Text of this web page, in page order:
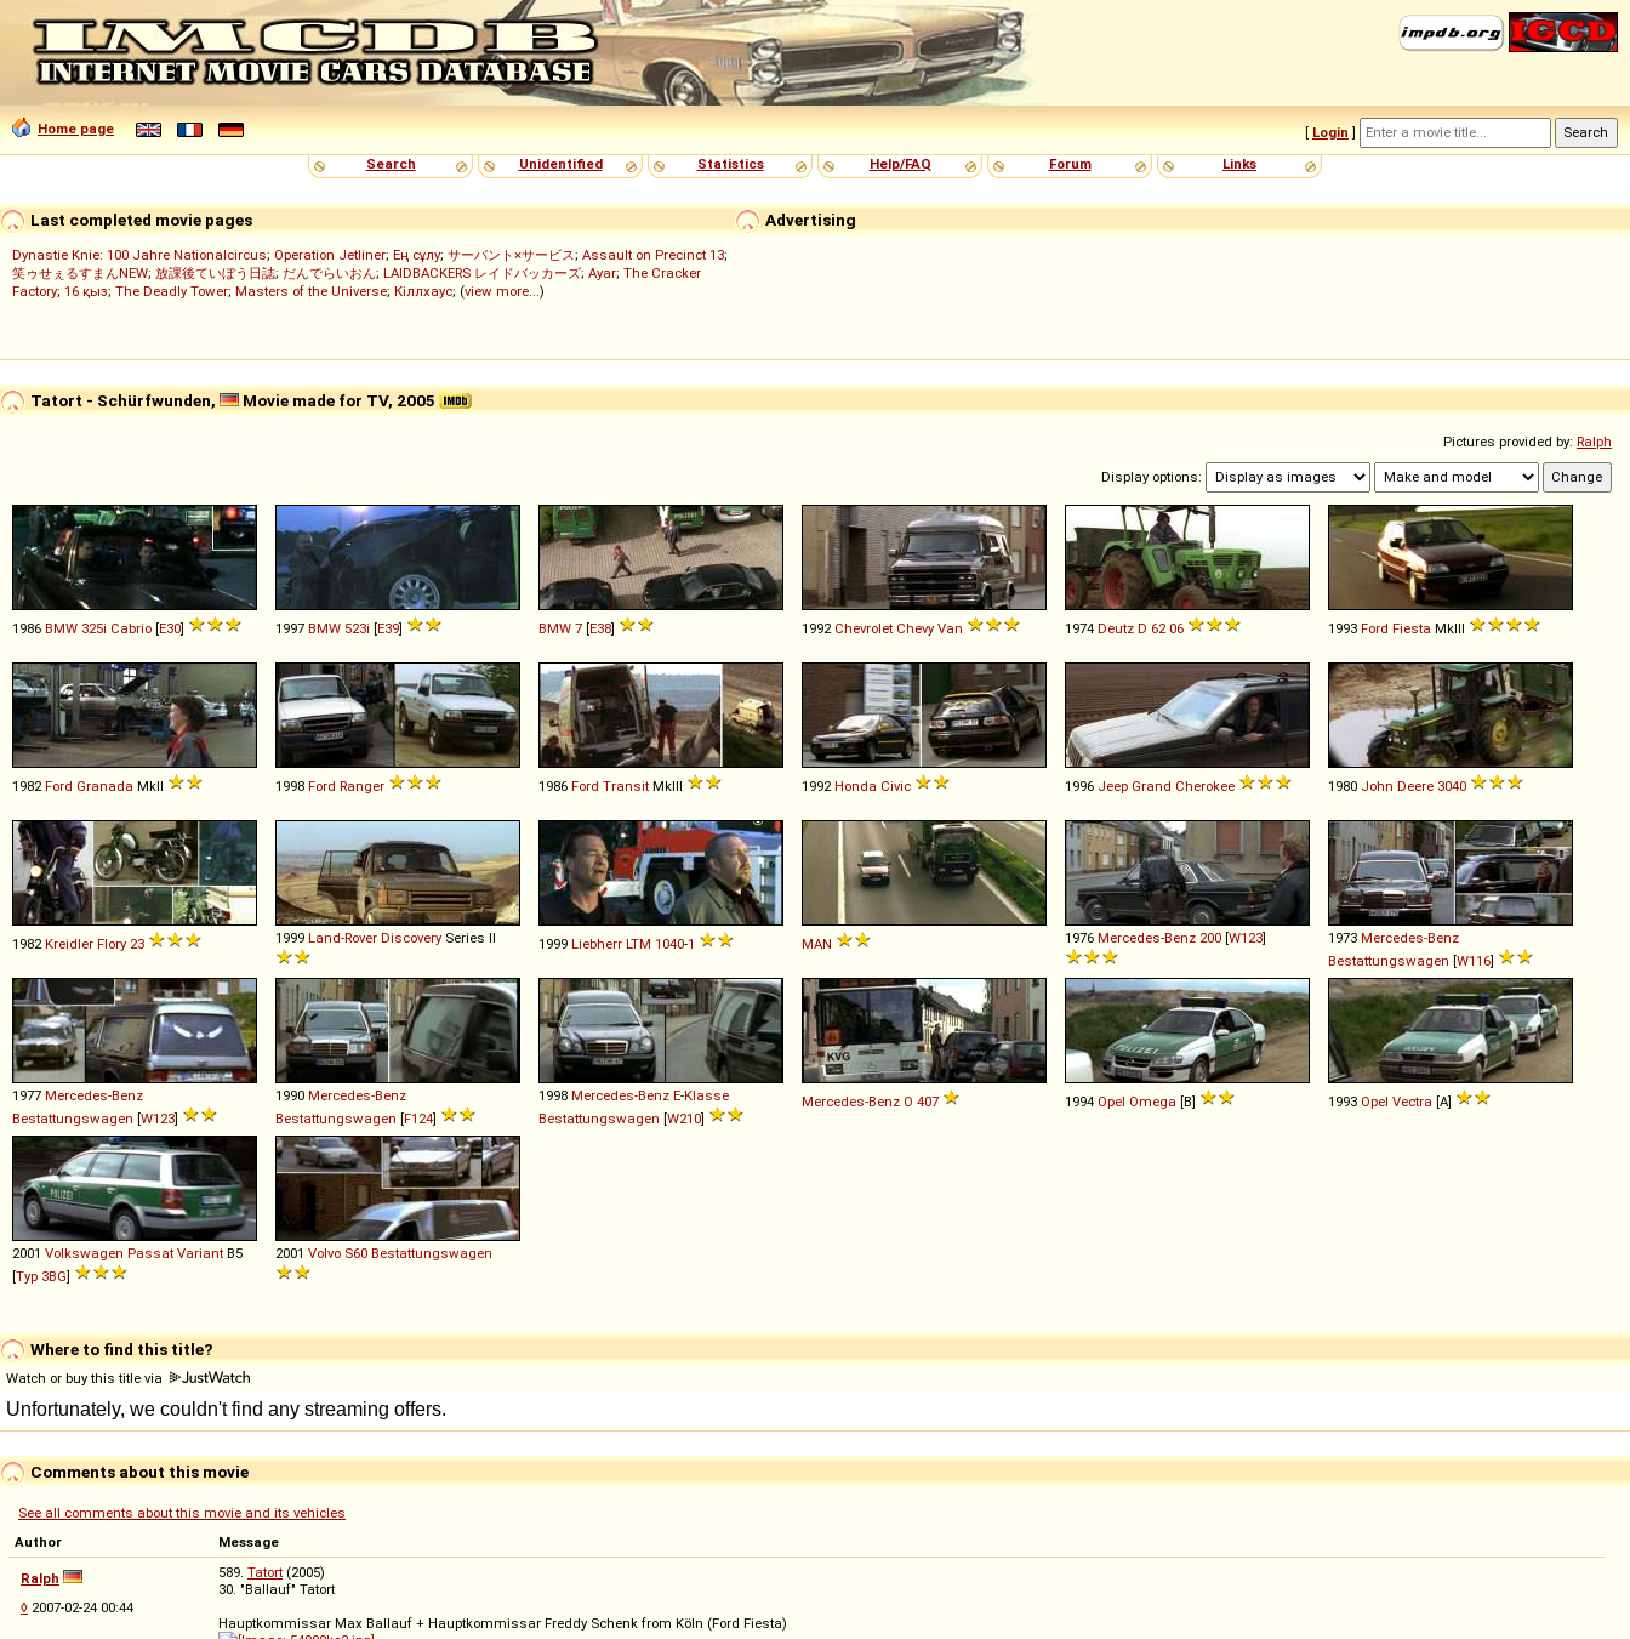
Home page [ Login ]
Search
Unidentified Statistics Help/FAQ Forum Links
Advertising
Last completed movie pages
Dynastie Knie: 100 Jahre Nationalcircus; Operation Jetliner; Ең сұлу; サーバント×サービス; Assault on Precinct 13;
笑ゥせぇるすまんNEW; 放課後ていぼう日誌; だんでらいおん; LAIDBACKERS レイドバッカーズ; Ayar; The Cracker
Factory; 16 қыз; The Deadly Tower; Masters of the Universe; Кіллхаус; (view more...)
Tatort - Schürfwunden, Movie made for TV, 2005
Pictures provided by: Ralph
Display options:
1986 BMW 325i Cabrio [E30] 1997 BMW 523i [E39] BMW 7 [E38] 1992 Chevrolet Chevy Van 1974 Deutz D 62 06 1993 Ford Fiesta MkIII
1982 Ford Granada MkII 1998 Ford Ranger 1986 Ford Transit MkIII 1992 Honda Civic 1996 Jeep Grand Cherokee 1980 John Deere 3040
1982 Kreidler Flory 23 1999 Land-Rover Discovery Series II 1999 Liebherr LTM 1040-1 MAN 1976 Mercedes-Benz 200 [W123] 1973 Mercedes-Benz
Bestattungswagen [W116]
1977 Mercedes-Benz
Bestattungswagen [W123]
1990 Mercedes-Benz
Bestattungswagen [F124]
1998 Mercedes-Benz E-Klasse
Bestattungswagen [W210]
Mercedes-Benz O 407 1994 Opel Omega [B] 1993 Opel Vectra [A]
2001 Volkswagen Passat Variant B5
[Typ 3BG]
2001 Volvo S60 Bestattungswagen
Where to find this title?
Watch or buy this title via
Comments about this movie
See all comments about this movie and its vehicles
Author
Message
Ralph
◊ 2007-02-24 00:44
589. Tatort (2005)
30. "Ballauf" Tatort
Hauptkommissar Max Ballauf + Hauptkommissar Freddy Schenk from Köln (Ford Fiesta)